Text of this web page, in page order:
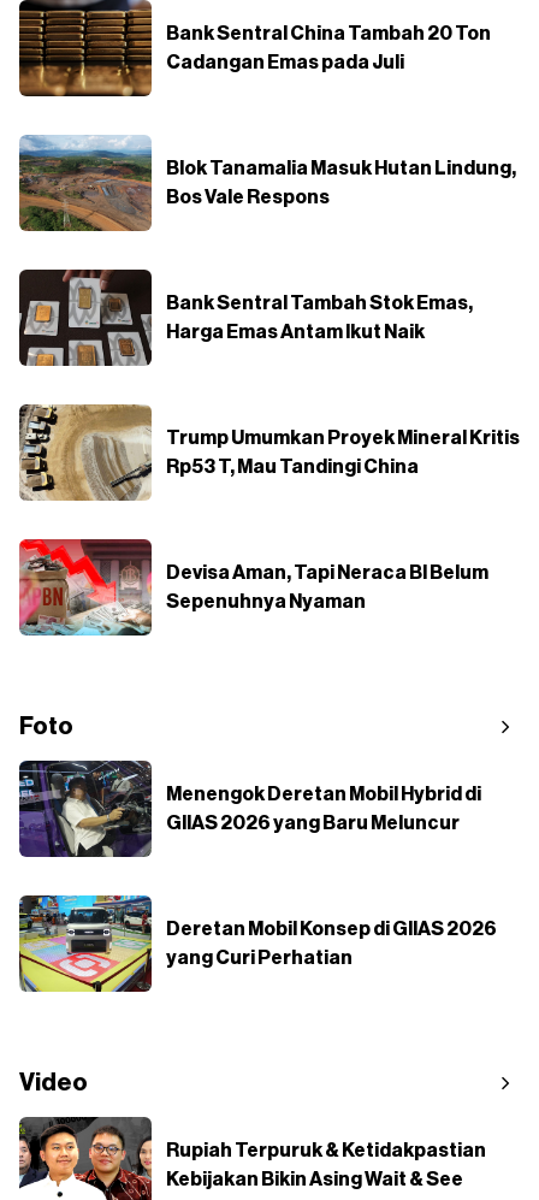
Bank Sentral China Tambah 20 Ton
Cadangan Emas pada Juli
Blok Tanamalia Masuk Hutan Lindung,
Bos Vale Respons
Bank Sentral Tambah Stok Emas,
Harga Emas Antam Ikut Naik
Trump Umumkan Proyek Mineral Kritis
Rp53 T, Mau Tandingi China
Devisa Aman, Tapi Neraca BI Belum
Sepenuhnya Nyaman
Foto
Menengok Deretan Mobil Hybrid di
GIIAS 2026 yang Baru Meluncur
Deretan Mobil Konsep di GIIAS 2026
yang Curi Perhatian
Video
Rupiah Terpuruk & Ketidakpastian
Kebijakan Bikin Asing Wait & See